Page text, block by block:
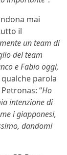
mai
il
un team di
del team
e Fabio oggi,
parola
“Ho
intenzione di
i giapponesi,
dandomi